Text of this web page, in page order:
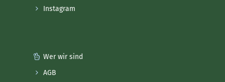
Instagram
Wer wir sind
AGB